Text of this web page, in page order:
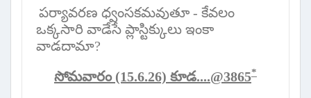
పర్యావరణ ధ్వంసకమవుతూ - కేవలం
ఒక్కసారి వాడేసే ప్లాస్టిక్కులు ఇంకా
వాడదామా?
సోమవారం (15.6.26) కూడ....@3865*